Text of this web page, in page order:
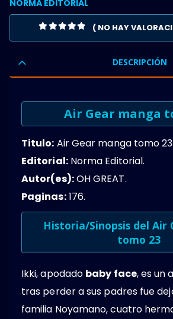
NORMA EDITORIAL
( NO HAY
DESCRIPCIÓN
Air Gear manga
Titulo: Air Gear manga tomo 23.
Editorial:Norma Editorial.
Autor(es):OH GREAT.
Paginas:176.
Historia/Sinopsis del Air
tomo 23
Ikki, apodado baby face, es un
tras perder a sus padres fue
familia Noyamano, cuatro